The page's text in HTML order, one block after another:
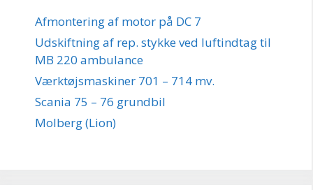
Afmontering af motor på DC 7
Udskiftning af rep. stykke ved luftindtag til
MB 220 ambulance
Værktøjsmaskiner 701 – 714 mv.
Scania 75 – 76 grundbil
Molberg (Lion)